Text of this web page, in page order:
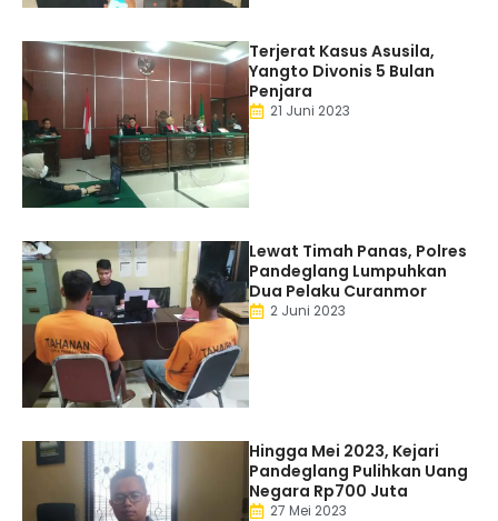
Terjerat Kasus Asusila,
Yangto Divonis 5 Bulan
Penjara
21 Juni 2023
Lewat Timah Panas, Polres
Pandeglang Lumpuhkan
Dua Pelaku Curanmor
2 Juni 2023
Hingga Mei 2023, Kejari
Pandeglang Pulihkan Uang
Negara Rp700 Juta
27 Mei 2023